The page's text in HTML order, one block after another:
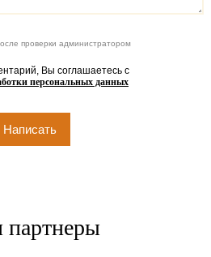
проверки администратором
Вы соглашаетесь с
персональных данных